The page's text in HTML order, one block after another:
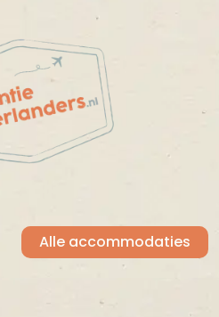
Alle accommodaties